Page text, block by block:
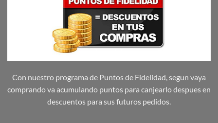
Con nuestro programa de Puntos de Fidelidad, segun vaya
comprando va acumulando puntos para canjearlo despues en
descuentos para sus futuros pedidos.